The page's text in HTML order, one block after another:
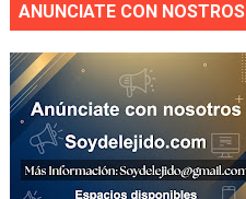
ANUNCIATE CON NOSTROS